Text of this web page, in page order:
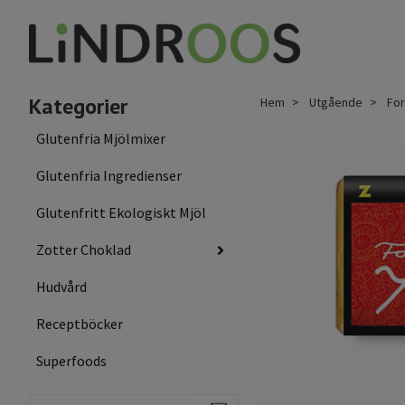
Kategorier
Glutenfria Mjölmixer
Glutenfria Ingredienser
Glutenfritt Ekologiskt Mjöl
Zotter Choklad
Hudvård
Receptböcker
Superfoods
Hem Utgående